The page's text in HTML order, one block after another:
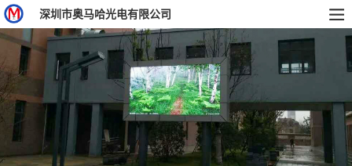
深圳市奥马哈光电有限公司